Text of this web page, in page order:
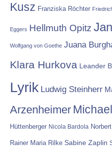
Kusz Franziska Röchter
Eggers Hellmuth Opitz
Wolfgang von Goethe Juana
Klara Hurkova Leander
Lyrik Ludwig Steinherr
Arzenheimer
Hüttenberger Nicola Bardola
Rainer Maria Rilke Sabine Zaplin